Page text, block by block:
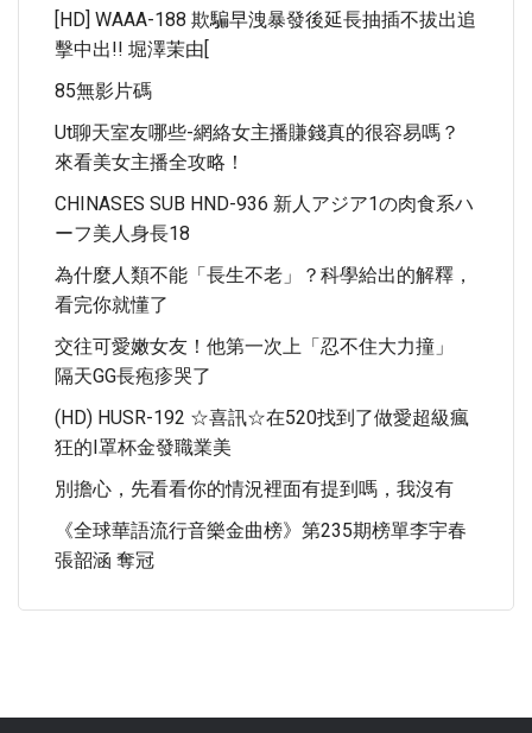
[HD] WAAA-188 欺騙早洩暴發後延長抽插不拔出追
擊中出!! 堀澤茉由[
85無影片碼
Ut聊天室友哪些-網絡女主播賺錢真的很容易嗎？
來看美女主播全攻略！
CHINASES SUB HND-936 新人アジア1の肉食系ハ
ーフ美人身長18
為什麼人類不能「長生不老」？科學給出的解釋，
看完你就懂了
交往可愛嫩女友！他第一次上「忍不住大力撞」
隔天GG長疱疹哭了
(HD) HUSR-192 ☆喜訊☆在520找到了做愛超級瘋
狂的I罩杯金發職業美
別擔心，先看看你的情況裡面有提到嗎，我沒有
《全球華語流行音樂金曲榜》第235期榜單李宇春
張韶涵 奪冠